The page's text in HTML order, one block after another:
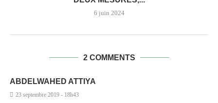
6 juin 2024
2 COMMENTS
ABDELWAHED ATTIYA
23 septembre 2019 - 18h43